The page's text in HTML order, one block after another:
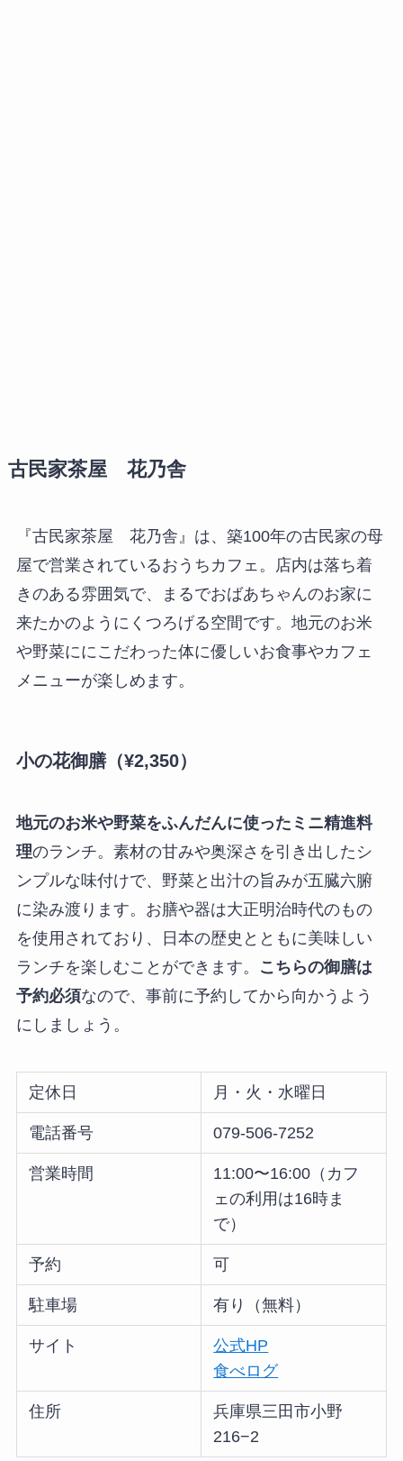
古民家茶屋 花乃舎
『古民家茶屋 花乃舎』は、築100年の古民家の母
屋で営業されているおうちカフェ。店内は落ち着
きのある雰囲気で、まるでおばあちゃんのお家に
来たかのようにくつろげる空間です。地元のお米
や野菜ににこだわった体に優しいお食事やカフェ
メニューが楽しめます。
小の花御膳（¥2,350）
地元のお米や野菜をふんだんに使ったミニ精進料
理のランチ。素材の甘みや奥深さを引き出したシ
ンプルな味付けで、野菜と出汁の旨みが五臓六腑
に染み渡ります。お膳や器は大正明治時代のもの
を使用されており、日本の歴史とともに美味しい
ランチを楽しむことができます。
こちらの御膳は
予約必須なので、事前に予約してから向かうよう
にしましょう。
定休日 月・火・水曜日
電話番号 079-506-7252
営業時間
11:00〜16:00（カフ
ェの利用は16時ま
で）
予約 可
駐車場 有り（無料）
サイト
公式HP
食べログ
住所
兵庫県三田市小野
216−2